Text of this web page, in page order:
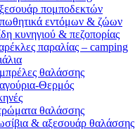
πομποδεκτών
εντόμων & ζώων
κυνηγιού & πεζοπορίας
παραλίας – camping
θαλάσσης
Θερμός
θαλάσσης
& αξεσουάρ θαλάσσης